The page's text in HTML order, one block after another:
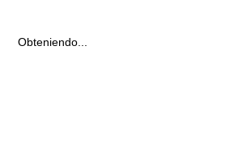
Obteniendo...